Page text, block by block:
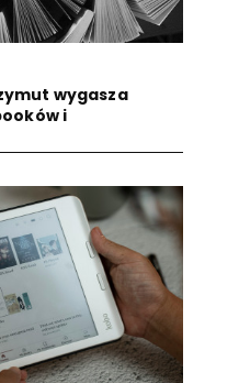
wygasza
i